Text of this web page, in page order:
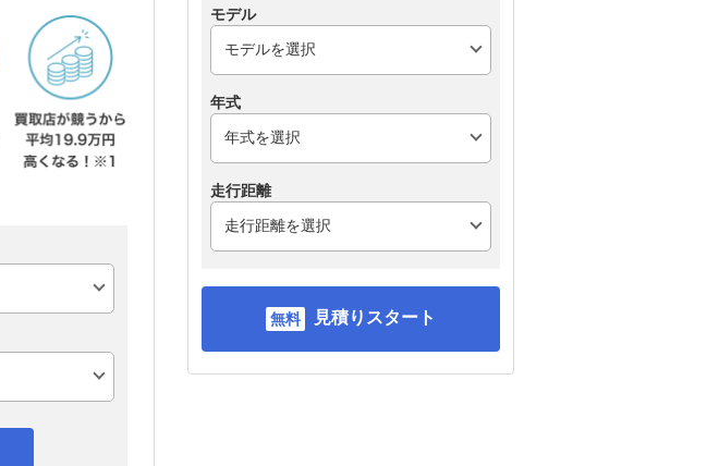
モデル
年式
走行距離
見積りスタート